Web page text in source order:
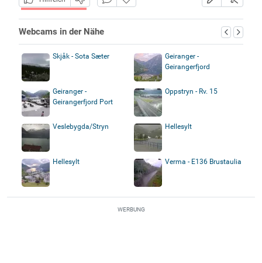
Webcams in der Nähe
Skjåk - Sota Sæter
Geiranger -
Geirangerfjord
Geiranger -
Geirangerfjord Port
Oppstryn - Rv. 15
Veslebygda/Stryn Hellesylt
Hellesylt Verma - E136 Brustaulia
WERBUNG